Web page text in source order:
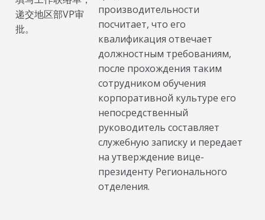
递交地区部VP审
批。
производительности
посчитает, что его
квалификация отвечает
должностным требованиям,
после прохождения таким
сотрудником обучения
корпоративной культуре его
непосредственный
руководитель составляет
служебную записку и передает
на утверждение вице-
президенту Регионального
отделения.